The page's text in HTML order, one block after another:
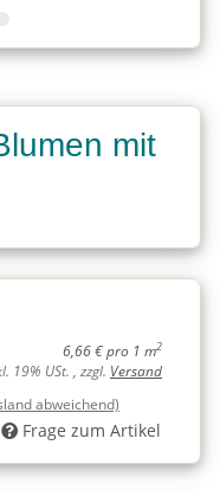
mit
6,66 € pro 1 m2
19% USt. , zzgl. Versand
abweichend)
Frage zum Artikel